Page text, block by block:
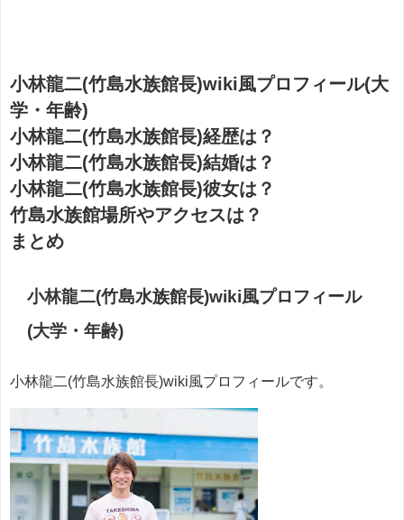
小林龍二(竹島水族館長)wiki風プロフィール(大
学・年齢)
小林龍二(竹島水族館長)経歴は？
小林龍二(竹島水族館長)結婚は？
小林龍二(竹島水族館長)彼女は？
竹島水族館場所やアクセスは？
まとめ
小林龍二(竹島水族館長)wiki風プロフィール
(大学・年齢)
小林龍二(竹島水族館長)wiki風プロフィールです。